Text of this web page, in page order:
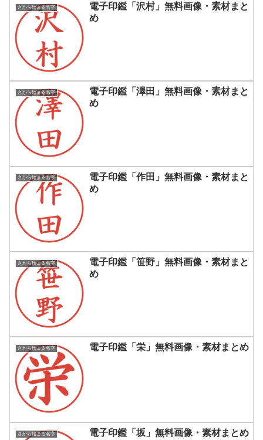
さから始まる名字
電子印鑑「沢村」無料画像・素材まと
め
さから始まる名字
電子印鑑「澤田」無料画像・素材まと
め
さから始まる名字
電子印鑑「作田」無料画像・素材まと
め
さから始まる名字
電子印鑑「笹野」無料画像・素材まと
め
さから始まる名字 電子印鑑「栄」無料画像・素材まとめ
さから始まる名字 電子印鑑「坂」無料画像・素材まとめ